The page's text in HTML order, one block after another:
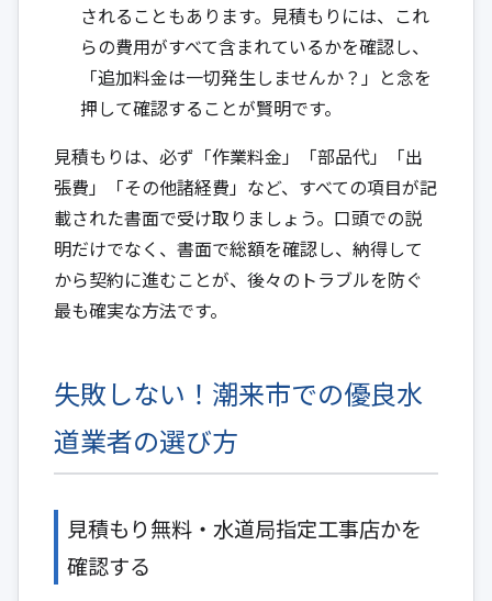
されることもあります。見積もりには、これ
らの費用がすべて含まれているかを確認し、
「追加料金は一切発生しませんか？」と念を
押して確認することが賢明です。
見積もりは、必ず「作業料金」「部品代」「出
張費」「その他諸経費」など、すべての項目が記
載された書面で受け取りましょう。口頭での説
明だけでなく、書面で総額を確認し、納得して
から契約に進むことが、後々のトラブルを防ぐ
最も確実な方法です。
失敗しない！潮来市での優良水
道業者の選び方
見積もり無料・水道局指定工事店かを
確認する